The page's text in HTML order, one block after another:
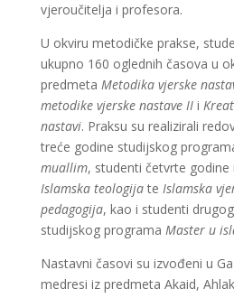
vjeroučitelja i profesora.
U okviru metodičke prakse,
ukupno 160 oglednih časova u
predmeta Metodika vjerske
metodike vjerske nastave IIi
nastavi. Praksu su realizirali
treće godine studijskog
muallim, studenti četvrte
Islamska teologijate Islamska
pedagogija, kao i studenti
studijskog programa Master u
Nastavni časovi su izvođeni u
medresi iz predmeta Akaid,